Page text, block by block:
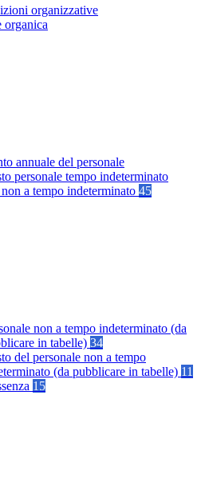
organizzative
organica
annuale del personale
personale tempo indeterminato
a tempo indeterminato 45
non a tempo indeterminato (da
in tabelle) 34
del personale non a tempo
(da pubblicare in tabelle) 11
15